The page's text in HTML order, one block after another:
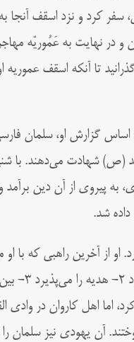
سفر کرد و نزد اسقف آنجا
در نهایت به عَمُوریّه
تا آنکه اسقف عموریه
گزارش او، سلمان
شهادت می‌دهند. با
پیروی از آن دین بر‌آمد و
شد.
او از آخرین راهبی که با
شنیده بود که
اما اهل کاروان در وادی
آن یهودی نیز سلمان